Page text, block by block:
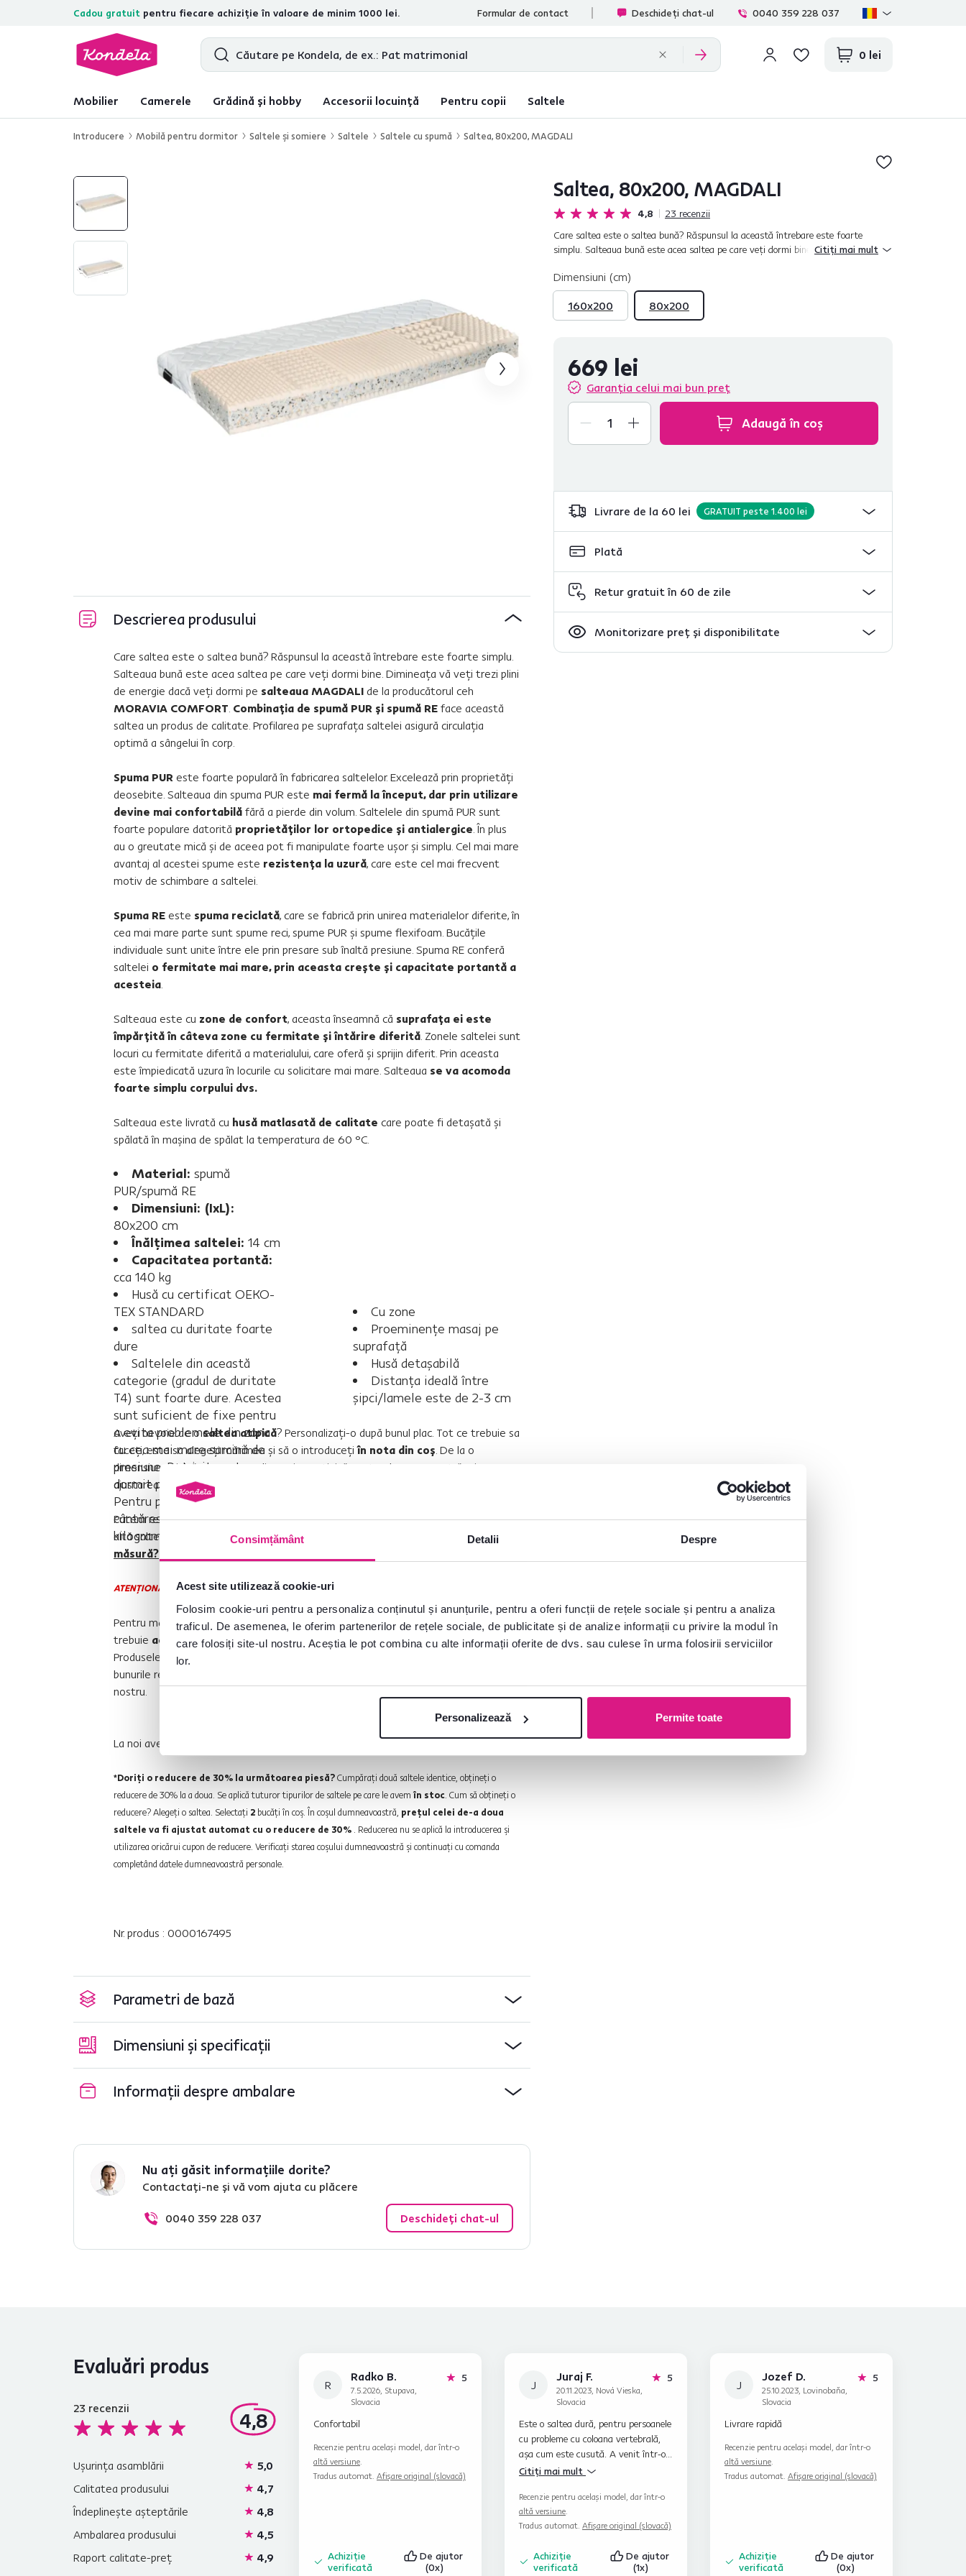
Consimțământ Detalii Despre
Acest site utilizează cookie-uri
Folosim cookie-uri pentru a personaliza conținutul și anunțurile, pentru a oferi funcții de rețele sociale și pentru a analiza
traficul. De asemenea, le oferim partenerilor de rețele sociale, de publicitate și de analize informații cu privire la modul în
care folosiți site-ul nostru. Aceștia le pot combina cu alte informații oferite de dvs. sau culese în urma folosirii serviciilor
lor.
Personalizează Permite toate
Cadou gratuit pentru fiecare achiziție în valoare de minim 1000 lei.
4,7 31.157recenzii de produs verificate Formular de contact Deschideți chat-ul 0040 359 228 037
0 lei
Mobilier Camerele Grădină și hobby Accesorii locuință Pentru copii Saltele
Introducere Mobilă pentru dormitor Saltele şi somiere Saltele Saltele cu spumă Saltea, 80x200, MAGDALI
Saltea, 80x200, MAGDALI
4,8 23 recenzii
Care saltea este o saltea bună? Răspunsul la această întrebare este foarte
simplu. Salteaua bună este acea saltea pe care veţi dormi bine. Dimineaţa vă veţi
Citiți mai mult
Dimensiuni (cm)
160x200
80x200
669 lei
Garanția celui mai bun preț
Adaugă în coș
Livrare de la 60 lei GRATUIT peste 1.400 lei
Plată
Retur gratuit în 60 de zile
Monitorizare preț și disponibilitate
Descrierea produsului
Care saltea este o saltea bună? Răspunsul la această întrebare este foarte simplu.
Salteaua bună este acea saltea pe care veţi dormi bine. Dimineaţa vă veţi trezi plini
de energie dacă veţi dormi pe salteaua MAGDALI de la producătorul ceh
MORAVIA COMFORT. Combinaţia de spumă PUR şi spumă RE face această
saltea un produs de calitate. Profilarea pe suprafaţa saltelei asigură circulaţia
optimă a sângelui în corp.
Spuma PUR este foarte populară în fabricarea saltelelor. Excelează prin proprietăţi
deosebite. Salteaua din spuma PUR este mai fermă la început, dar prin utilizare
devine mai confortabilă fără a pierde din volum. Saltelele din spumă PUR sunt
foarte populare datorită proprietăţilor lor ortopedice şi antialergice. În plus
au o greutate mică şi de aceea pot fi manipulate foarte uşor şi simplu. Cel mai mare
avantaj al acestei spume este rezistenţa la uzură, care este cel mai frecvent
motiv de schimbare a saltelei.
Spuma RE este spuma reciclată, care se fabrică prin unirea materialelor diferite, în
cea mai mare parte sunt spume reci, spume PUR şi spume flexifoam. Bucăţile
individuale sunt unite între ele prin presare sub înaltă presiune. Spuma RE conferă
saltelei o fermitate mai mare, prin aceasta creşte şi capacitate portantă a
acesteia.
Salteaua este cu zone de confort, aceasta înseamnă că suprafaţa ei este
împărţită în câteva zone cu fermitate şi întărire diferită. Zonele saltelei sunt
locuri cu fermitate diferită a materialului, care oferă şi sprijin diferit. Prin aceasta
este împiedicată uzura în locurile cu solicitare mai mare. Salteaua se va acomoda
foarte simplu corpului dvs.
Salteaua este livrată cu husă matlasată de calitate care poate fi detaşată şi
spălată în maşina de spălat la temperatura de 60 °C.
Material: spumă
PUR/spumă RE
Dimensiuni: (IxL):
80x200 cm
Înălţimea saltelei: 14 cm
Capacitatea portantă:
cca 140 kg
Husă cu certificat OEKO-
TEX STANDARD
saltea cu duritate foarte
dure
Saltelele din această
categorie (gradul de duritate
T4) sunt foarte dure. Acestea
Cu zone
Proeminenţe masaj pe
suprafaţă
Husă detaşabilă
Distanţa ideală între
şipci/lamele este de 2-3 cm
Aveţi nevoie de osaltea atipică? Personalizaţi-o după bunul plac. Tot ce trebuie sa
faceţi, este sa alegeţi mărimea şi să o introduceţiîn nota din coş. De la o
dimensiune tipică, vom crea o dimensiune atipică pentru dumneavoastră prin
ajustarea dimensiunii prin tăierea şi reglarea fină a tuturor detaliilor
Putem realiza la comandă toate saltelele din oferta noastră. Cum să comandaţi o
altă saltea la comandă, citiţi în ghidul nostru -
Cum să-mi comand o saltea pe
măsură?
ATENŢIONARE:
Pentru marfa realizată la comandă (saltele pe măsură), întreaga plată a mărfii
trebuie achitată în avans. Puteţi anula o astfel de comandă în cel mult 48 de ore.
Produsele realizate la comandă nu pot fi returnate. Termenul de livrare pentru
bunurile realizate la comandă poate diferi de timpul de livrare indicat pe site-ul
nostru.
La noi aveţi posibilitatea să alegeţi din diferite tipuri de saltele.
*Doriţi o reducere de 30% la următoarea piesă?Cumpăraţi două saltele identice, obţineţi o
reducere de 30% la a doua. Se aplică tuturor tipurilor de saltele pe care le avem în stoc . Cum să obţineţi o
reducere? Alegeţi o saltea. Selectaţi 2 bucăţi în coş. În coşul dumneavoastră, preţul celei de-a doua
saltele va fi ajustat automat cu o reducere de 30%
. Reducerea nu se aplică la introducerea şi
utilizarea oricărui cupon de reducere. Verificaţi starea coşului dumneavoastră şi continuaţi cu comanda
completând datele dumneavoastră personale.
Nr. produs : 0000167495
Parametri de bază
Dimensiuni și specificații
Informații despre ambalare
Nu ați găsit informațiile dorite?
Contactați-ne și vă vom ajuta cu plăcere
0040 359 228 037 Deschideți chat-ul
Evaluări produs
4,8
23 recenzii
Ușurința asamblării
5,0
Calitatea produsului
4,7
Îndeplinește așteptările
4,8
Ambalarea produsului
4,5
Raport calitate-preț
4,9
R
Radko B.
7.5.2026, Stupava,
Slovacia
5stele
Confortabil
Recenzie pentru același model, dar într-o
altă versiune.
Tradus automat. Afișare original (slovacă)
Achiziție
verificată
De ajutor
(0x)
J
Juraj F.
20.11.2023, Nová Vieska,
Slovacia
5stele
Este o saltea dură, pentru persoanele
cu probleme cu coloana vertebrală,
așa cum este cusută. A venit într-o
folie de protecție groasă. Se
Cearșaf cu fermoar, lavabil la
mașină. Perfect.
Citiți mai mult
Recenzie pentru același model, dar într-o
altă versiune.
Tradus automat. Afișare original (slovacă)
Achiziție
verificată
De ajutor
(1x)
J
Jozef D.
25.10.2023, Lovinobaňa,
Slovacia
5stele
Livrare rapidă
Recenzie pentru același model, dar într-o
altă versiune.
Tradus automat. Afișare original (slovacă)
Achiziție
verificată
De ajutor
(0x)